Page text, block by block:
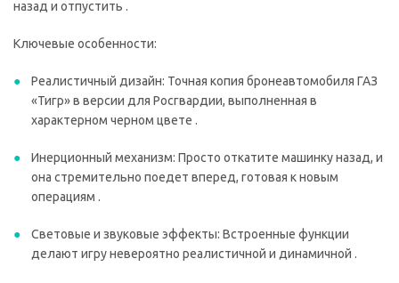
назад и отпустить .
Ключевые особенности:
Реалистичный дизайн: Точная копия бронеавтомобиля ГАЗ
«Тигр» в версии для Росгвардии, выполненная в
характерном черном цвете .
Инерционный механизм: Просто откатите машинку назад, и
она стремительно поедет вперед, готовая к новым
операциям .
Световые и звуковые эффекты: Встроенные функции
делают игру невероятно реалистичной и динамичной .